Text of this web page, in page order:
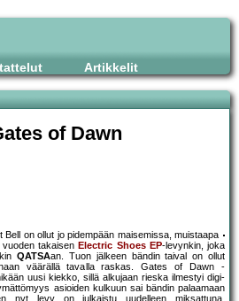
Artikkelit
of Dawn
Bell on ollut jo pidempään maisemissa, muistaapa
takaisen Electric Shoes EP-levynkin, joka
QATSAan. Tuon jälkeen bändin taival on ollut
väärällä tavalla raskas. Gates of Dawn -
uusi kiekko, sillä alkujaan rieska ilmestyi digi-
asioiden kulkuun sai bändin palaamaan
nyt levy on julkaistu uudelleen miksattuna,